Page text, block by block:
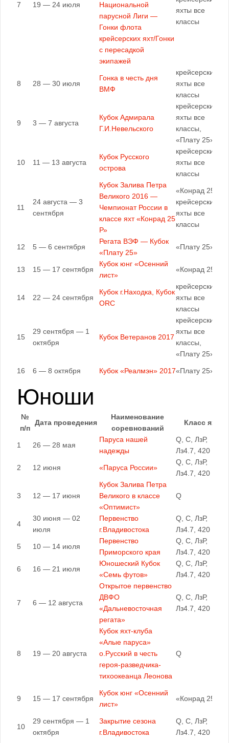
7 19 — 24 июля
Национальной
парусной Лиги —
Гонки флота
крейсерских яхт/Гонки
с пересадкой
экипажей
яхты все
классы
8 28 — 30 июля
Гонка в честь дня
ВМФ
крейсерские
яхты все
классы
9 3 — 7 августа
Кубок Адмирала
Г.И.Невельского
крейсерские
яхты все
классы,
«Плату 25»
10 11 — 13 августа
Кубок Русского
острова
крейсерские
яхты все
классы
11
24 августа — 3
сентября
Кубок Залива Петра
Великого 2016 —
Чемпионат России в
классе яхт «Конрад 25
Р»
«Конрад 25Р»,
крейсерские
яхты все
классы
12 5 — 6 сентября
Регата ВЭФ — Кубок
«Плату 25»
«Плату 25»
13 15 — 17 сентября
Кубок юнг «Осенний
лист»
«Конрад 25Р»
14 22 — 24 сентября
Кубок г.Находка, Кубок
ORC
крейсерские
яхты все
классы
15
29 сентября — 1
октября
Кубок Ветеранов 2017
крейсерские
яхты все
классы,
«Плату 25»
16 6 — 8 октября Кубок «Реалмэн» 2017«Плату 25»
Юноши
№
п/п
Дата проведения
Наименование
соревнований
Класс яхт
1 26 — 28 мая
Паруса нашей
надежды
Q, C, ЛзР,
Лз4.7, 420
2 12 июня «Паруса России»
Q, C, ЛзР,
Лз4.7, 420
3 12 — 17 июня
Кубок Залива Петра
Великого в классе
«Оптимист»
Q
4
30 июня — 02
июля
Первенство
г.Владивостока
Q, C, ЛзР,
Лз4.7, 420
5 10 — 14 июля
Первенство
Приморского края
Q, C, ЛзР,
Лз4.7, 420
6 16 — 21 июля
Юношеский Кубок
«Семь футов»
Q, C, ЛзР,
Лз4.7, 420
7 6 — 12 августа
Открытое первенство
ДВФО
«Дальневосточная
регата»
Q, C, ЛзР,
Лз4.7, 420
8 19 — 20 августа
Кубок яхт-клуба
«Алые паруса»
о.Русский в честь
героя-разведчика-
тихоокеанца Леонова
Q
9 15 — 17 сентября
Кубок юнг «Осенний
лист»
«Конрад 25Р»
10
29 сентября — 1
октября
Закрытие сезона
г.Владивостока
Q, C, ЛзР,
Лз4.7, 420